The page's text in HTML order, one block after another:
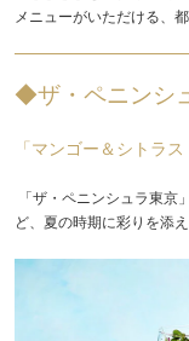
メニューがいただける、
◆ザ・ペニンシ
「マンゴー＆シトラ
「ザ・ペニンシュラ東京
ど、夏の時期に彩りを添